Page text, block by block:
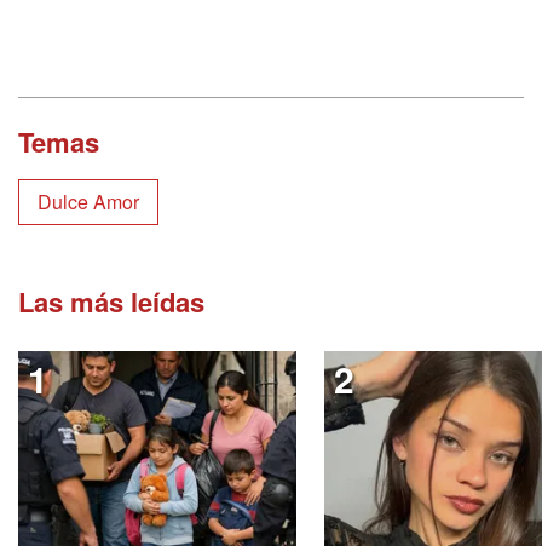
Temas
Dulce Amor
Las más leídas